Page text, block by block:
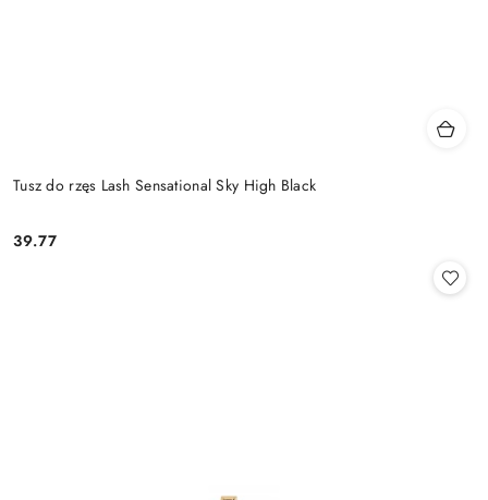
Tusz do rzęs Lash Sensational Sky High Black
Cena:
39.77